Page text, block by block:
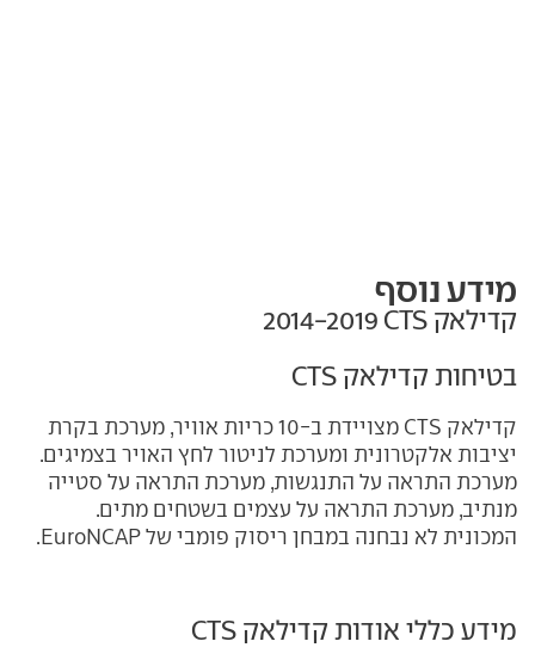
מידע נוסף
קדילאק CTS‏ 2014-2019
בטיחות קדילאק CTS
קדילאק CTS מצויידת ב-10 כריות אוויר, מערכת בקרת
יציבות אלקטרונית ומערכת לניטור לחץ האויר בצמיגים.
מערכת התראה על התנגשות, מערכת התראה על סטייה
מנתיב, מערכת התראה על עצמים בשטחים מתים.
המכונית לא נבחנה במבחן ריסוק פומבי של EuroNCAP.
מידע כללי אודות קדילאק CTS